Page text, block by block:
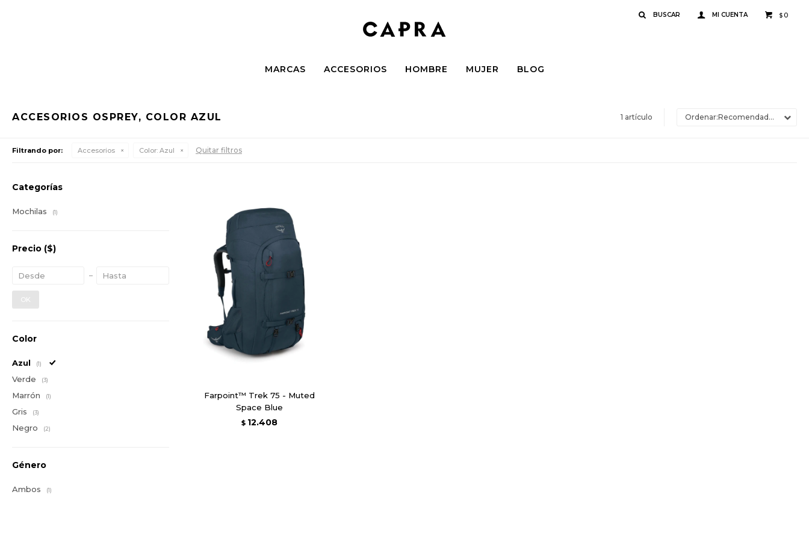
MARCAS ACCESORIOS HOMBRE MUJER BLOG
$ 0
ACCESORIOS OSPREY, COLOR AZUL 1 artículo Recomendados
Filtrando por: Accesorios Color: Azul Quitar filtros
Farpoint™ Trek 75 - Muted
Space Blue
$ 12.408
Categorías
Mochilas (1)
Precio ($)
OK
Color
Azul (1)
Verde (3)
Marrón (1)
Gris (3)
Negro (2)
Género
Ambos (1)